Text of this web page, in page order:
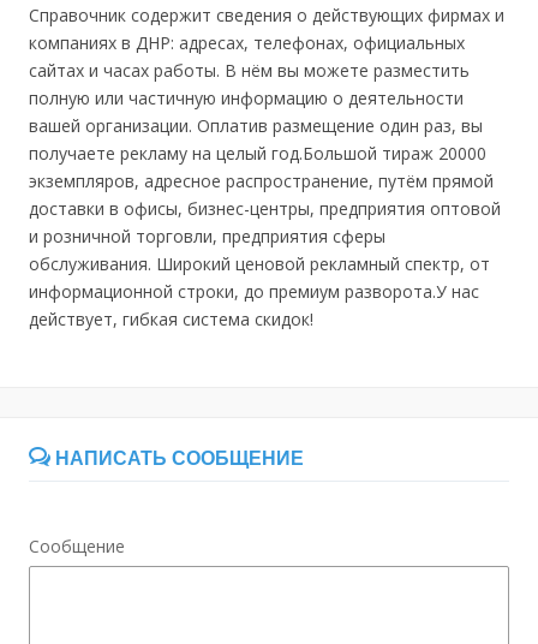
Справочник содержит сведения о действующих фирмах и
компаниях в ДНР: адресах, телефонах, официальных
сайтах и часах работы. В нём вы можете разместить
полную или частичную информацию о деятельности
вашей организации. Оплатив размещение один раз, вы
получаете рекламу на целый год.Большой тираж 20000
экземпляров, адресное распространение, путём прямой
доставки в офисы, бизнес-центры, предприятия оптовой
и розничной торговли, предприятия сферы
обслуживания. Широкий ценовой рекламный спектр, от
информационной строки, до премиум разворота.У нас
действует, гибкая система скидок!
НАПИСАТЬ СООБЩЕНИЕ
Сообщение